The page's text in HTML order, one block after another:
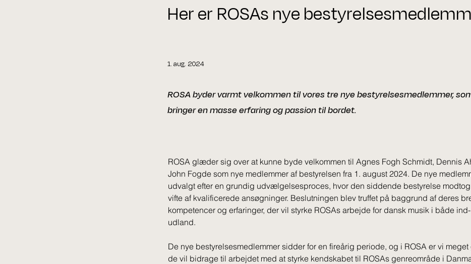
Her er ROSAs nye
1. aug. 2024
ROSA byder varmt velkommen til vores tre nye bestyrelsesmedlemmer,
bringer en masse erfaring og passion til bordet.
ROSA glæder sig over at kunne byde velkommen til Agnes Fogh Schmidt, Dennis
John Fogde som nye medlemmer af bestyrelsen fra 1. august 2024. De nye
udvalgt efter en grundig udvælgelsesproces, hvor den siddende bestyrelse
vifte af kvalificerede ansøgninger. Beslutningen blev truffet på baggrund af deres
kompetencer og erfaringer, der vil styrke ROSAs arbejde for dansk musik i både
udland.
De nye bestyrelsesmedlemmer sidder for en fireårig periode, og i ROSA er vi meget
de vil bidrage til arbejdet med at styrke kendskabet til ROSAs genreområde i